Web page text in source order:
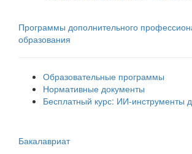
Программы дополнительного
образования
Образовательные программы
Нормативные документы
Бесплатный курс: ИИ‑инструменты
Бакалавриат